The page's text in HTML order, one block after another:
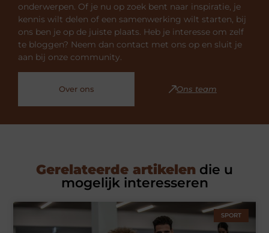
onderwerpen. Of je nu op zoek bent naar inspiratie, je
kennis wilt delen of een samenwerking wilt starten, bij
ons ben je op de juiste plaats. Heb je interesse om zelf
te bloggen? Neem dan contact met ons op en sluit je
aan bij onze community.
Over ons Ons team
Gerelateerde artikelen die u
mogelijk interesseren
SPORT